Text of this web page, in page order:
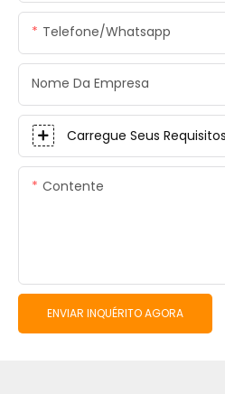
Telefone/whatsapp
Nome Da Empresa
Carregue Seus Requisitos
Contente
ENVIAR INQUÉRITO AGORA